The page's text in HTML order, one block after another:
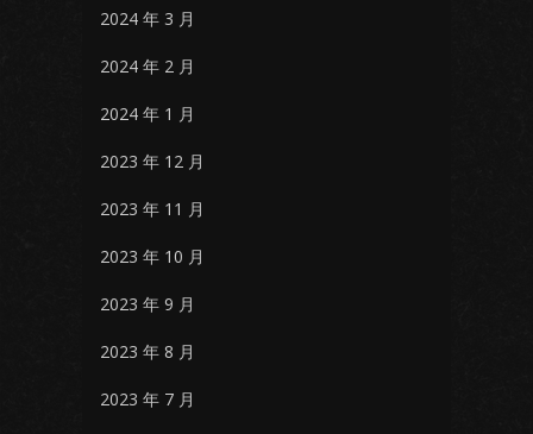
2024 年 3 月
2024 年 2 月
2024 年 1 月
2023 年 12 月
2023 年 11 月
2023 年 10 月
2023 年 9 月
2023 年 8 月
2023 年 7 月